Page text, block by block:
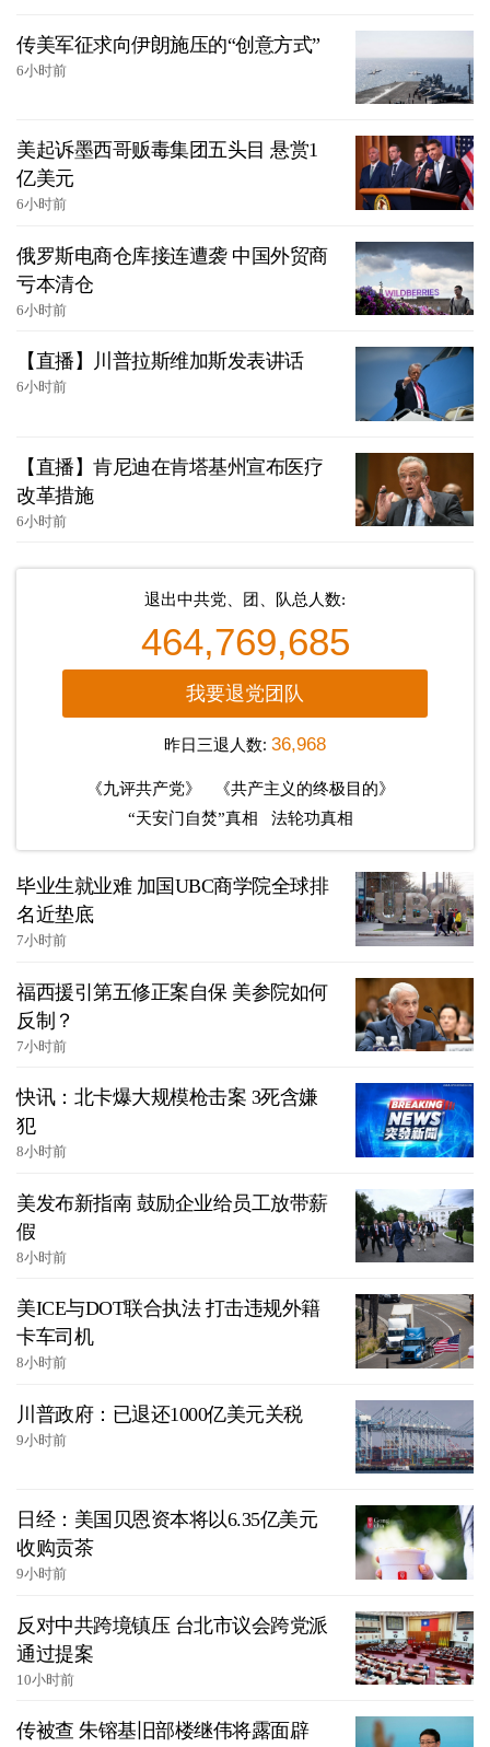
传美军征求向伊朗施压的“创意方式”
6小时前
美起诉墨西哥贩毒集团五头目 悬赏1
亿美元
6小时前
俄罗斯电商仓库接连遭袭 中国外贸商
亏本清仓
6小时前
【直播】川普拉斯维加斯发表讲话
6小时前
【直播】肯尼迪在肯塔基州宣布医疗
改革措施
6小时前
退出中共党、团、队总人数:
464,769,685
我要退党团队
昨日三退人数: 36,968
《九评共产党》
《共产主义的终极目的》
“天安门自焚”真相
法轮功真相
毕业生就业难 加国UBC商学院全球排
名近垫底
7小时前
福西援引第五修正案自保 美参院如何
反制？
7小时前
快讯：北卡爆大规模枪击案 3死含嫌
犯
8小时前
美发布新指南 鼓励企业给员工放带薪
假
8小时前
美ICE与DOT联合执法 打击违规外籍
卡车司机
8小时前
川普政府：已退还1000亿美元关税
9小时前
日经：美国贝恩资本将以6.35亿美元
收购贡茶
9小时前
反对中共跨境镇压 台北市议会跨党派
通过提案
10小时前
传被查 朱镕基旧部楼继伟将露面辟